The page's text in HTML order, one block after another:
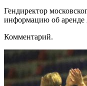
Гендиректор
информацию об аренде
Комментарий.